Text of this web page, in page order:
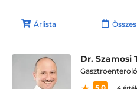
Árlista
Dr. Szamosi